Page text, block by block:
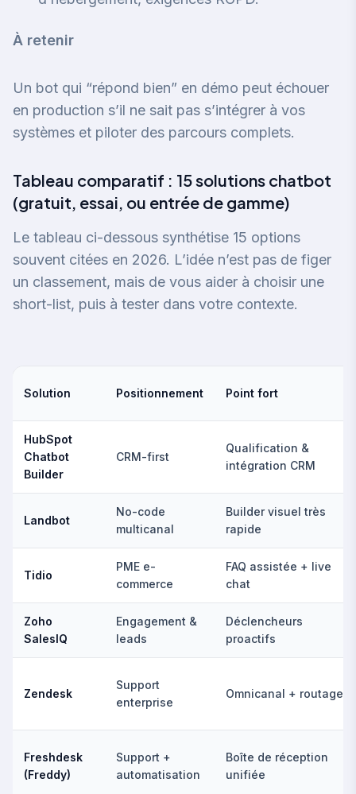
À retenir
Un bot qui “répond bien” en démo peut échouer
en production s’il ne sait pas s’intégrer à vos
systèmes et piloter des parcours complets.
Tableau comparatif : 15 solutions chatbot
(gratuit, essai, ou entrée de gamme)
Le tableau ci-dessous synthétise 15 options
souvent citées en 2026. L’idée n’est pas de figer
un classement, mais de vous aider à choisir une
short-list, puis à tester dans votre contexte.
Solution Positionnement Point fort
HubSpot
Chatbot
Builder
CRM-first
Qualification &
intégration CRM
Landbot
No-code
multicanal
Builder visuel très
rapide
Tidio
PME e-
commerce
FAQ assistée + live
chat
Zoho
SalesIQ
Engagement &
leads
Déclencheurs
proactifs
Zendesk
Support
enterprise
Omnicanal + routage
Freshdesk
(Freddy)
Support +
automatisation
Boîte de réception
unifiée